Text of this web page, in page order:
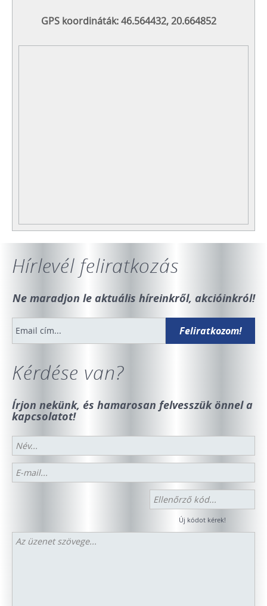
GPS koordináták: 46.564432, 20.664852
Hírlevél feliratkozás
Ne maradjon le aktuális híreinkről, akcióinkról!
Kérdése van?
Írjon nekünk, és hamarosan felvesszük önnel a
kapcsolatot!
Új kódot kérek!